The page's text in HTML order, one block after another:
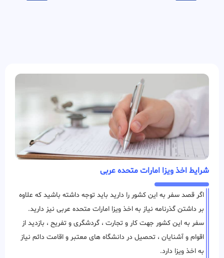
شرایط اخذ ویزا امارات متحده عربی
اگر قصد سفر به این کشور را دارید باید توجه داشته باشید که علاوه
بر داشتن گذرنامه نیاز به اخذ ویزا امارات متحده عربی نیز دارید.
سفر به این کشور جهت کار و تجارت ، گردشگری و تفریح ، بازدید از
اقوام و آشنایان ، تحصیل در دانشگاه های معتبر و اقامت دائم نیاز
به اخذ ویزا دارد.